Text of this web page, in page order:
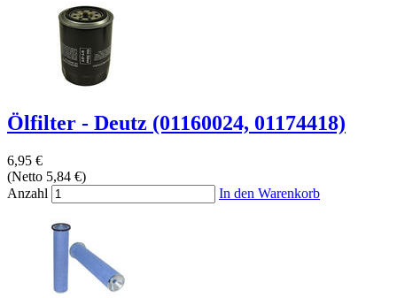
Ölfilter - Deutz (01160024, 01174418)
6,95 €
(Netto 5,84 €)
Anzahl
In den Warenkorb